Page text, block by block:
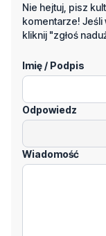
Nie hejtuj, pisz
komentarze!
kliknij "zgłoś
Imię / Podpis
Odpowiedz
Wiadomość